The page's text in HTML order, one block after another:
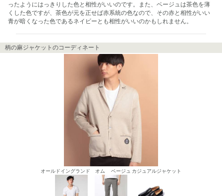
ったようにはっきりした色と相性がいいのです。また、ベージュは茶色を薄
くした色ですが、茶色が元を正せば赤系統の色なので、その赤と相性がいい
青が暗くなった色であるネイビーとも相性がいいのかもしれません。
柄の麻ジャケットのコーディネート
オールドイングランド オム ベージュ カジュアルジャケット